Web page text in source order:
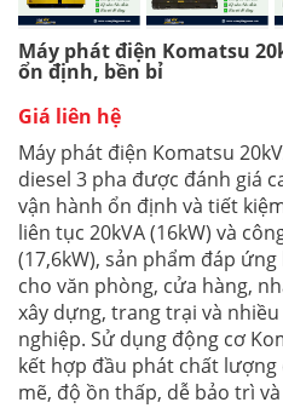
Máy phát điện Komatsu
ổn định, bền bỉ
Giá liên hệ
Máy phát điện Komatsu
diesel 3 pha được đánh giá
vận hành ổn định và tiết
liên tục 20kVA (16kW) và
(17,6kW), sản phẩm đáp
cho văn phòng, cửa hàng,
xây dựng, trang trại và
nghiệp. Sử dụng động cơ
kết hợp đầu phát chất
mẽ, độ ồn thấp, dễ bảo trì